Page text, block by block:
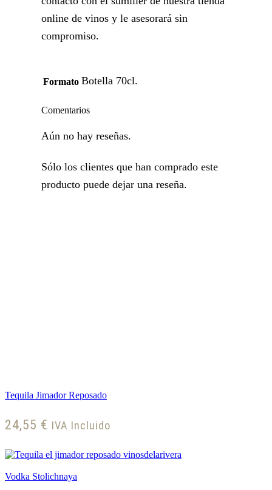
online de vinos y le asesorará sin
compromiso.
Formato Botella 70cl.
Comentarios
Aún no hay reseñas.
Sólo los clientes que han comprado este
producto puede dejar una reseña.
Tequila Jimador Reposado
24,55 € IVA Incluido
Vodka Stolichnaya